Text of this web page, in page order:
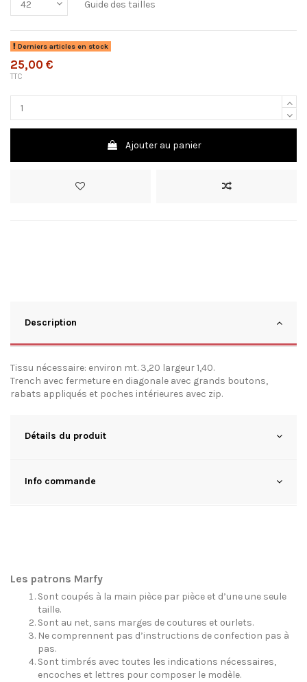
Guide des tailles
Derniers articles en stock
25,00 €
TTC
Ajouter au panier
Description
Tissu nécessaire: environ mt. 3,20 largeur 1,40.
Trench avec fermeture en diagonale avec grands boutons,
rabats appliqués et poches intérieures avec zip.
Détails du produit
Info commande
Les patrons Marfy
Sont coupés à la main pièce par pièce et d’une une seule
taille.
Sont au net, sans marges de coutures et ourlets.
Ne comprennent pas d’instructions de confection pas à
pas.
Sont timbrés avec toutes les indications nécessaires,
encoches et lettres pour composer le modèle.